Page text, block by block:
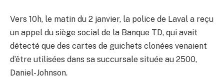
Vers 10h, le matin du 2 janvier, la police de Laval a reçu
un appel du siège social de la Banque TD, qui avait
détecté que des cartes de guichets clonées venaient
d’être utilisées dans sa succursale située au 2500,
Daniel-Johnson.